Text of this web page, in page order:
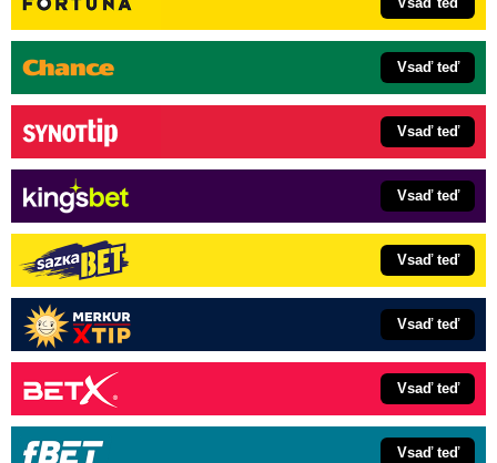
Vsaď teď
Vsaď teď
Vsaď teď
Vsaď teď
Vsaď teď
Vsaď teď
Vsaď teď